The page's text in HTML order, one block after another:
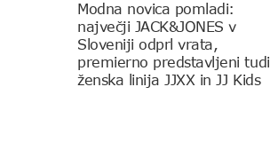
Modna novica pomladi:
največji JACK&JONES v
Sloveniji odprl vrata,
premierno predstavljeni tudi
ženska linija JJXX in JJ Kids